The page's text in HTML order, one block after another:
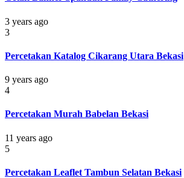
3 years ago
3
Percetakan Katalog Cikarang Utara Bekasi
9 years ago
4
Percetakan Murah Babelan Bekasi
11 years ago
5
Percetakan Leaflet Tambun Selatan Bekasi